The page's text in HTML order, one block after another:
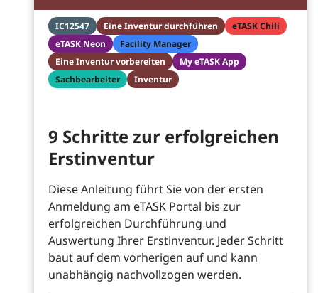
IC12547 Eine Inventur durchführen
eTASK Chili
eTASK Neon
Facility Manager
Eine Inventur vorbereiten
My eTASK App
Sachbearbeiter
Inventur
9 Schritte zur erfolgreichen
Erstinventur
Diese Anleitung führt Sie von der ersten
Anmeldung am eTASK Portal bis zur
erfolgreichen Durchführung und
Auswertung Ihrer Erstinventur. Jeder Schritt
baut auf dem vorherigen auf und kann
unabhängig nachvollzogen werden.